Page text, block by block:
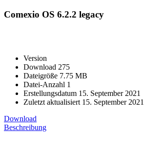
Comexio OS 6.2.2 legacy
Version
Download 275
Dateigröße 7.75 MB
Datei-Anzahl 1
Erstellungsdatum 15. September 2021
Zuletzt aktualisiert 15. September 2021
Download
Beschreibung